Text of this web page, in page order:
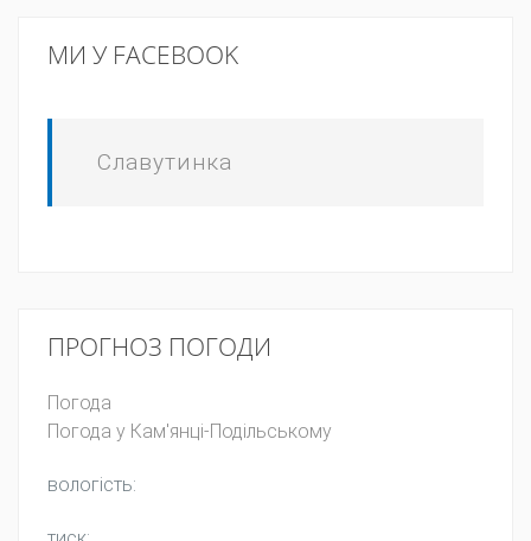
МИ У FACEBOOK
Славутинка
ПРОГНОЗ ПОГОДИ
Погода
Погода у Кам'янці-Подільському
вологість: